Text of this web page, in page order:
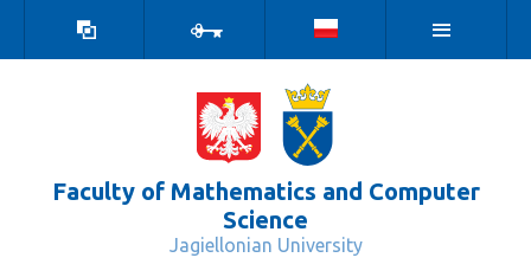
contrast
version
Faculty of Mathematics and Computer
Science
Jagiellonian University